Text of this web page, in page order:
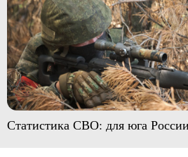
Статистика СВО: для юга